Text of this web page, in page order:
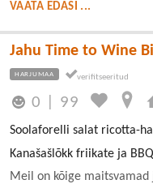
VAATA EDASI ...
Jahu Time to Wine
HARJUMAA
0 99
Soolaforelli salat ricotta-
Kanašašlõkk friikate ja
Meil on kõige maitsvamad